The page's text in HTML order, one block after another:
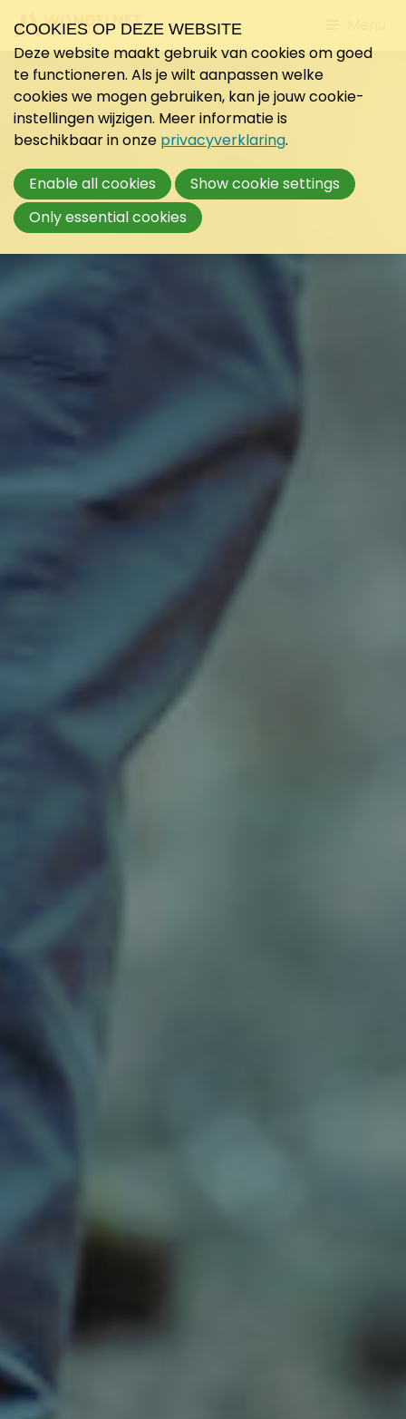
to
COOKIES OP DEZE WEBSITE
Deze website maakt gebruik van cookies om goed
te functioneren. Als je wilt aanpassen welke
cookies we mogen gebruiken, kan je jouw cookie-
instellingen wijzigen. Meer informatie is
beschikbaar in onze privacyverklaring.
Enable all cookies
Show cookie settings
Only essential cookies